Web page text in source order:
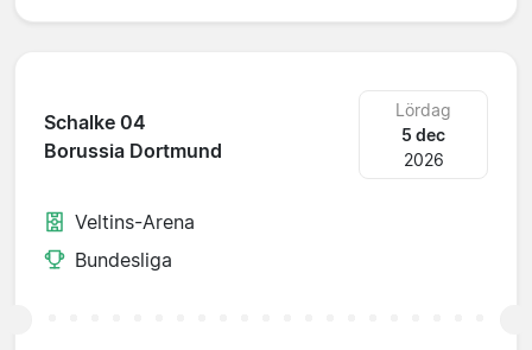
Schalke 04
Borussia Dortmund
Lördag
5 dec
2026
Veltins-Arena
Bundesliga